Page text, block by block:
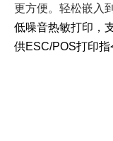
更方便。轻松嵌入
低噪音热敏打印，
供ESC/POS打印指